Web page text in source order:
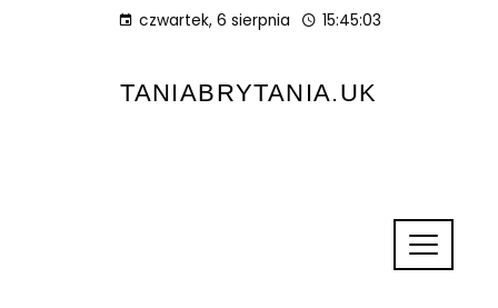
czwartek, 6 sierpnia 15:45:04
TANIABRYTANIA.UK